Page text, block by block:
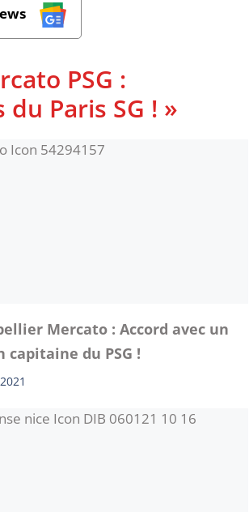
PSG :
Paris SG ! »
Mercato : Accord avec un
capitaine du PSG !